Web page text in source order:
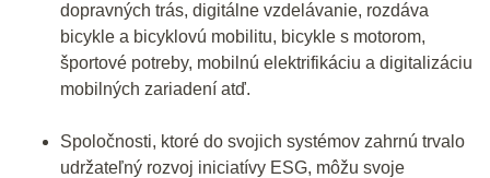
dopravných trás, digitálne vzdelávanie, rozdáva
bicykle a bicyklovú mobilitu, bicykle s motorom,
športové potreby, mobilnú elektrifikáciu a digitalizáciu
mobilných zariadení atď.
Spoločnosti, ktoré do svojich systémov zahrnú trvalo
udržateľný rozvoj iniciatívy ESG, môžu svoje